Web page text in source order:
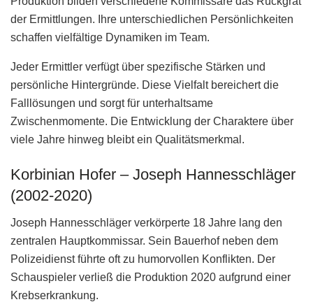
der Ermittlungen. Ihre unterschiedlichen Persönlichkeiten
schaffen vielfältige Dynamiken im Team.
Jeder Ermittler verfügt über spezifische Stärken und
persönliche Hintergründe. Diese Vielfalt bereichert die
Falllösungen und sorgt für unterhaltsame
Zwischenmomente. Die Entwicklung der Charaktere über
viele Jahre hinweg bleibt ein Qualitätsmerkmal.
Korbinian Hofer – Joseph Hannesschläger
(2002-2020)
Joseph Hannesschläger verkörperte 18 Jahre lang den
zentralen Hauptkommissar. Sein Bauerhof neben dem
Polizeidienst führte oft zu humorvollen Konflikten. Der
Schauspieler verließ die Produktion 2020 aufgrund einer
Krebserkrankung.